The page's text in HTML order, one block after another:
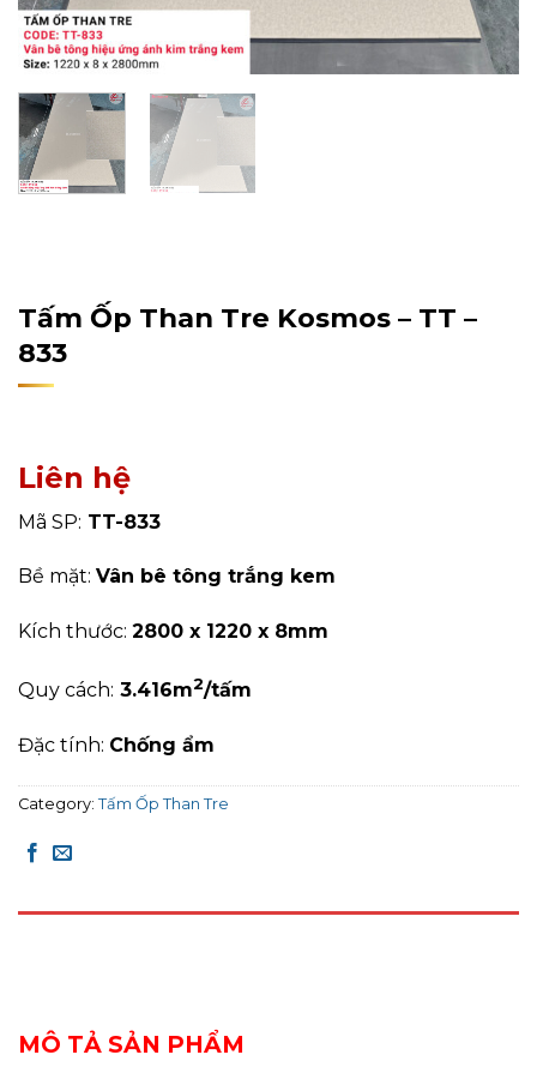
Tấm Ốp Than Tre Kosmos – TT –
833
Liên hệ
Mã SP: TT-833
Bề mặt: Vân bê tông trắng kem
Kích thước: 2800 x 1220 x 8mm
Quy cách: 3.416m2/tấm
Đặc tính: Chống ẩm
Category: Tấm Ốp Than Tre
MÔ TẢ SẢN PHẨM